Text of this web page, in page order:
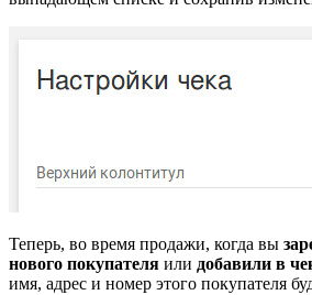
Теперь, во время продажи, когда вы
нового покупателя или добавили в
имя, адрес и номер этого покупателя